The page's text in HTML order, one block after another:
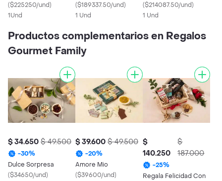
($225250/und)
1Und
Flores)
($189337.50/und)
1 Und
Regalo - Baileys)
($214087.50/und)
1 Und
Productos complementarios en Regalos
Gourmet Family
$ 34.650 $ 49.500
-30%
Dulce Sorpresa
($34650/und)
$ 39.600 $ 49.500
-20%
Amore Mio
($39600/und)
$
140.250
$
187.000
-25%
Regala Felicidad Con